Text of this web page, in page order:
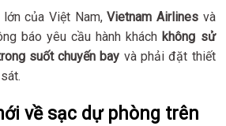
lớn của Việt Nam,Vietnam Airlinesvà
báo yêu cầu hành khách không sử
suốt chuyến bay và phải đặt thiết
về sạc dự phòng trên